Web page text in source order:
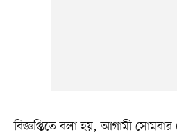
বিজ্ঞপ্তিতে বলা হয়, আগামী সোমবার